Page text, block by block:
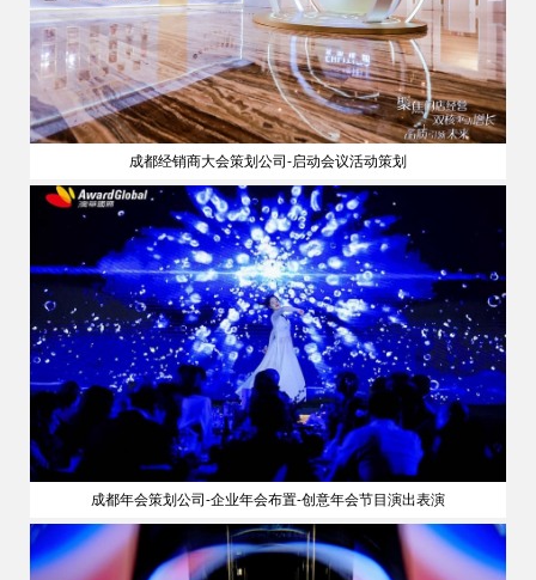
成都经销商大会策划公司-启动会议活动策划
成都年会策划公司-企业年会布置-创意年会节目演出表演